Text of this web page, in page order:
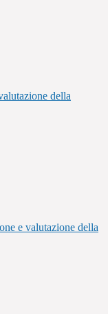
della
e valutazione della